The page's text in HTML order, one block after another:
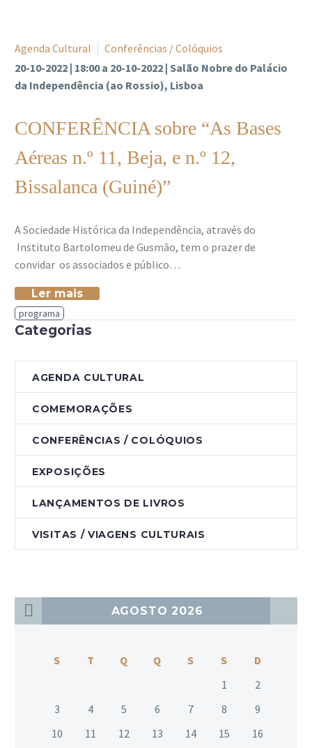
Agenda Cultural
Conferências / Colóquios
20-10-2022 | 18:00 a 20-10-2022 | Salão Nobre do Palácio
da Independência (ao Rossio), Lisboa
CONFERÊNCIA sobre “As Bases
Aéreas n.º 11, Beja, e n.º 12,
Bissalanca (Guiné)”
A Sociedade Histórica da Independência, através do
Instituto Bartolomeu de Gusmão, tem o prazer de
convidar os associados e público…
Ler mais
programa
Categorias
AGENDA CULTURAL
COMEMORAÇÕES
CONFERÊNCIAS / COLÓQUIOS
EXPOSIÇÕES
LANÇAMENTOS DE LIVROS
VISITAS / VIAGENS CULTURAIS
AGOSTO 2026
S T Q Q S S
D
1
2
3
4 5 6 7 8
9
10
11 12 13 14 15
16